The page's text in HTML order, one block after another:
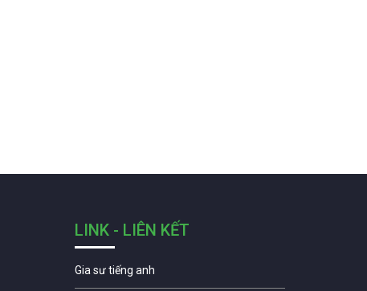
LINK - LIÊN KẾT
Gia sư tiếng anh